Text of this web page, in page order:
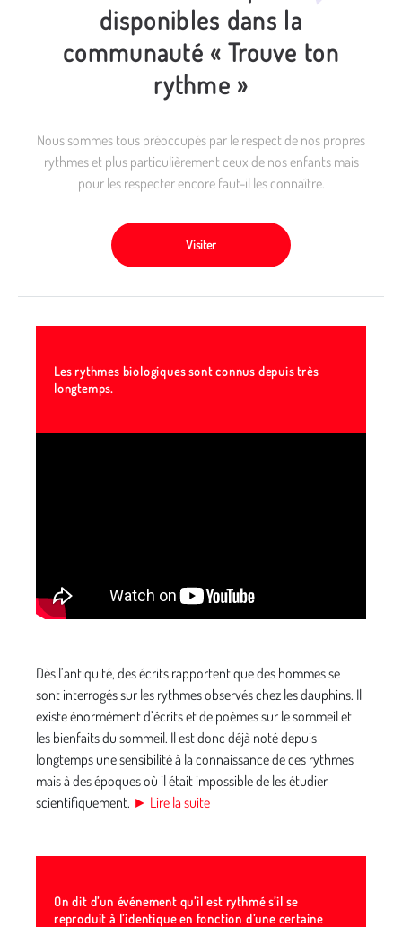
disponibles dans la
communauté « Trouve ton
rythme »
Nous sommes tous préoccupés par le respect de nos propres
rythmes et plus particulièrement ceux de nos enfants mais
pour les respecter encore faut-il les connaître.
Visiter
Les rythmes biologiques sont connus depuis très
longtemps.
Dès l’antiquité, des écrits rapportent que des hommes se
sont interrogés sur les rythmes observés chez les dauphins. Il
existe énormément d’écrits et de poèmes sur le sommeil et
les bienfaits du sommeil. Il est donc déjà noté depuis
longtemps une sensibilité à la connaissance de ces rythmes
mais à des époques où il était impossible de les étudier
scientifiquement. ► Lire la suite
On dit d’un événement qu’il est rythmé s’il se
reproduit à l’identique en fonction d’une certaine